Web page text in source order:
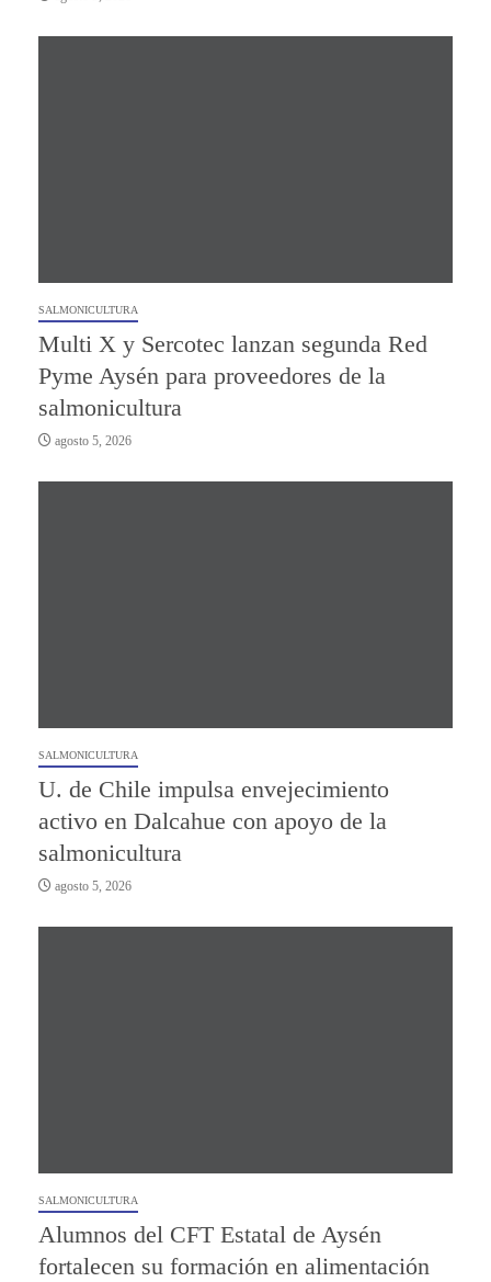
SALMONICULTURA
Multi X y Sercotec lanzan segunda Red
Pyme Aysén para proveedores de la
salmonicultura
agosto 5, 2026
SALMONICULTURA
U. de Chile impulsa envejecimiento
activo en Dalcahue con apoyo de la
salmonicultura
agosto 5, 2026
SALMONICULTURA
Alumnos del CFT Estatal de Aysén
fortalecen su formación en alimentación